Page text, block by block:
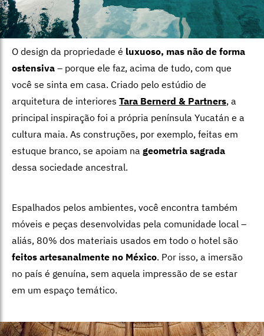
O design da propriedade é luxuoso, mas não de forma
ostensiva – porque ele faz, acima de tudo, com que
você se sinta em casa. Criado pelo estúdio de
arquitetura de interiores Tara Bernerd & Partners, a
principal inspiração foi a própria península Yucatán e a
cultura maia. As construções, por exemplo, feitas em
estuque branco, se apoiam na geometria sagrada
dessa sociedade ancestral.
Espalhados pelos ambientes, você encontra também
móveis e peças desenvolvidas pela comunidade local –
aliás, 80% dos materiais usados em todo o hotel são
feitos artesanalmente no México. Por isso, a imersão
no país é genuína, sem aquela impressão de se estar
em um espaço temático.